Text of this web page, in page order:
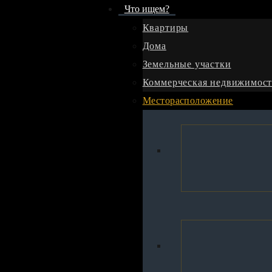
Что ищем?
Квартиры
Дома
Земельные участки
Коммерческая
Месторасположение